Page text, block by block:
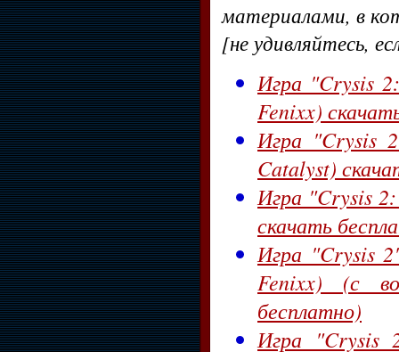
материалами, в
[не удивляйтесь,
Игра "Crysis
Fenixx)
Игра "Crysis
Catalyst)
Игра "Crysis
скачать
Игра "Crysis
Fenixx) (с
бесплатно)
Игра "Crysis